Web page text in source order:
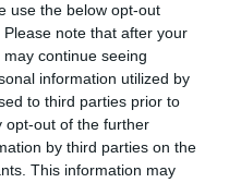
use the below opt-out
note that after your
continue seeing
information utilized by
to third parties prior to
opt-out of the further
by third parties on the
This information may